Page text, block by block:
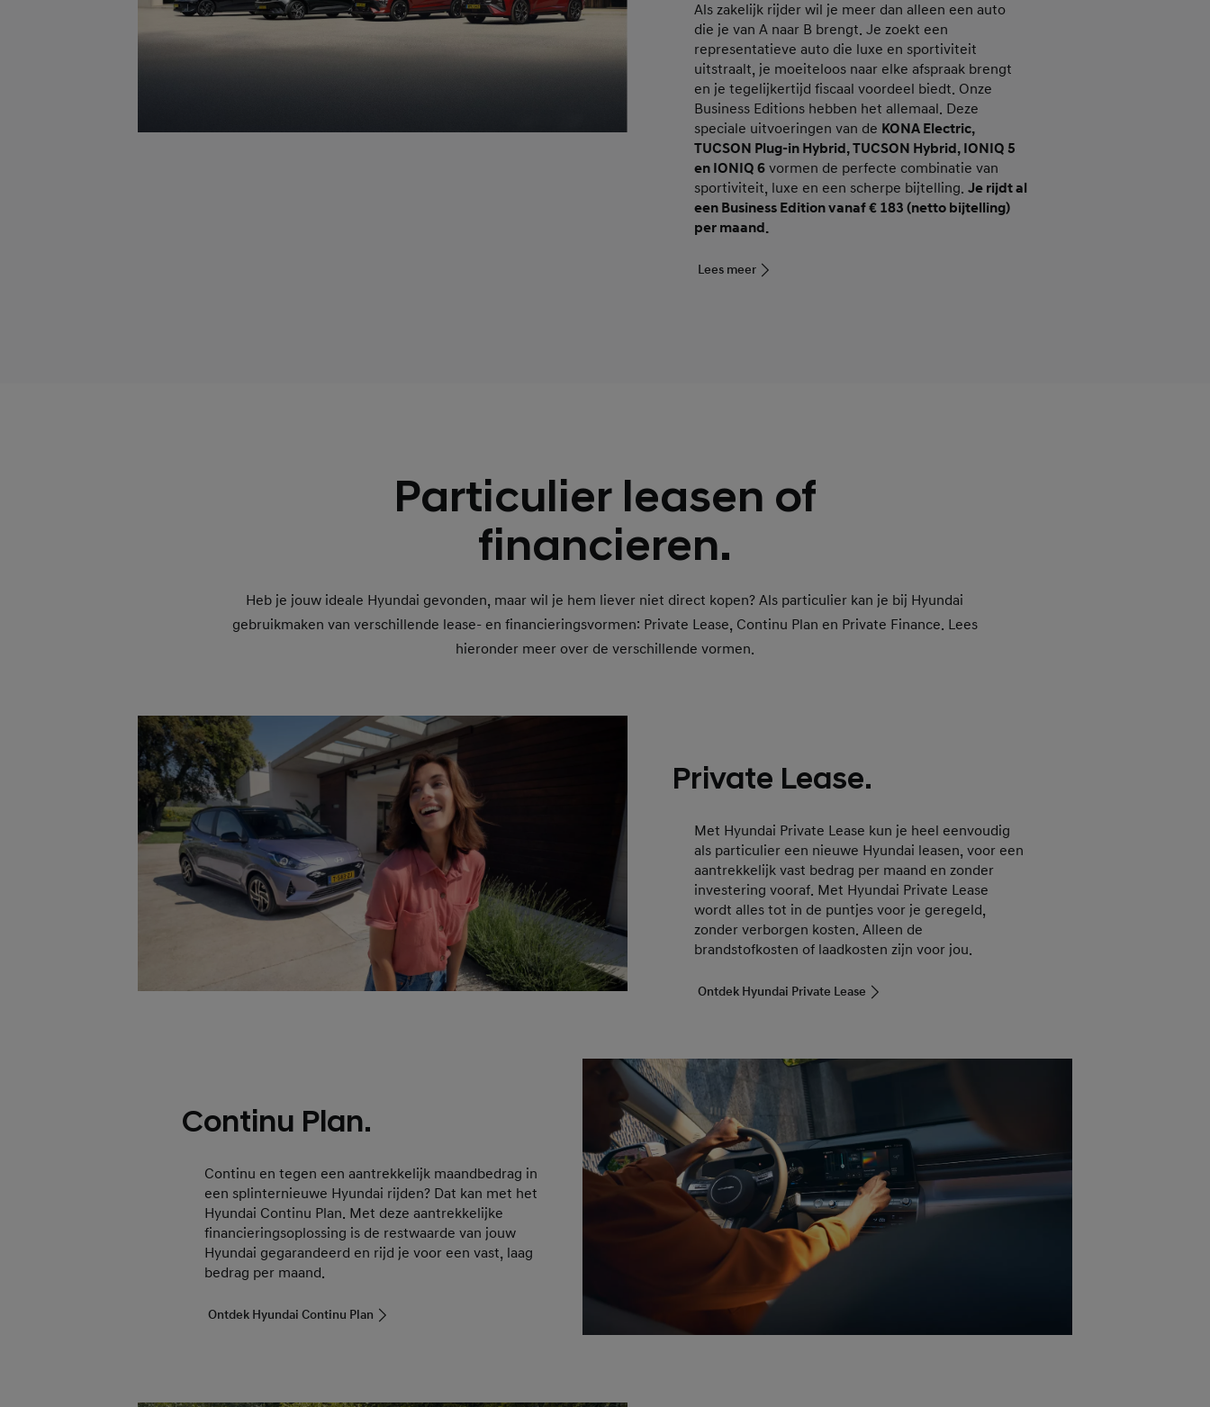
Als zakelijk rijder wil je meer dan alleen een auto
die je van A naar B brengt. Je zoekt een
representatieve auto die luxe en sportiviteit
uitstraalt, je moeiteloos naar elke afspraak brengt
en je tegelijkertijd fiscaal voordeel biedt. Onze
Business Editions hebben het allemaal. Deze
speciale uitvoeringen van de KONA Electric,
TUCSON Plug-in Hybrid, TUCSON Hybrid, IONIQ 5
en IONIQ 6vormen de perfecte combinatie van
sportiviteit, luxe en een scherpe bijtelling. Je rijdt al
een Business Edition vanaf € 183 (netto bijtelling)
per maand.
Lees meer
Particulier leasen of
financieren.
Heb je jouw ideale Hyundai gevonden, maar wil je hem liever niet direct kopen? Als particulier kan je bij Hyundai
gebruikmaken van verschillende lease- en financieringsvormen: Private Lease, Continu Plan en Private Finance. Lees
hieronder meer over de verschillende vormen.
Private Lease.
Met Hyundai Private Lease kun je heel eenvoudig
als particulier een nieuwe Hyundai leasen, voor een
aantrekkelijk vast bedrag per maand en zonder
investering vooraf. Met Hyundai Private Lease
wordt alles tot in de puntjes voor je geregeld,
zonder verborgen kosten. Alleen de
brandstofkosten of laadkosten zijn voor jou.
Ontdek Hyundai Private Lease
Continu Plan.
Continu en tegen een aantrekkelijk maandbedrag in
een splinternieuwe Hyundai rijden? Dat kan met het
Hyundai Continu Plan. Met deze aantrekkelijke
financieringsoplossing is de restwaarde van jouw
Hyundai gegarandeerd en rijd je voor een vast, laag
bedrag per maand.
Ontdek Hyundai Continu Plan